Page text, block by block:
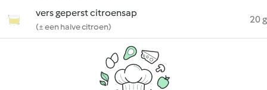
vers geperst citroensap
(± een halve citroen)
20 g